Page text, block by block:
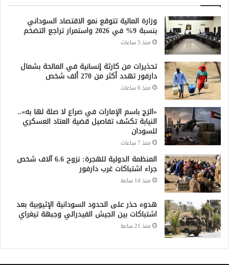
وزارة المالية تتوقع نمو الاقتصاد السوداني
بنسبة 9% في 2026 واستمرار تراجع التضخم
منذ 5 ساعات
تحذيرات من كارثة إنسانية في المالحة بشمال
دارفور تهدد أكثر من 270 ألف شخص
منذ 6 ساعات
«الزج باسم الإمارات في صراع لا صلة لها به»..
النيابة تكشف تفاصيل قضية العتاد العسكري
للسودان
منذ 7 ساعات
المنظمة الدولية للهجرة: نزوح 6.6 آلاف شخص
جراء اشتباكات غرب دارفور
منذ 14 ساعة
هدوء حذر على الحدود السودانية الإثيوبية بعد
اشتباكات بين الجيش الفيدرالي وجبهة تيغراي
منذ 21 ساعة